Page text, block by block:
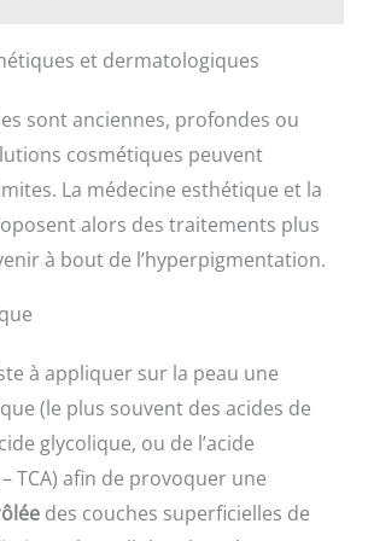
et dermatologiques
sont anciennes, profondes ou
cosmétiques peuvent
La médecine esthétique et la
alors des traitements plus
à bout de l’hyperpigmentation.
à appliquer sur la peau une
(le plus souvent des acides de
glycolique, ou de l’acide
TCA) afin de provoquer une
des couches superficielles de